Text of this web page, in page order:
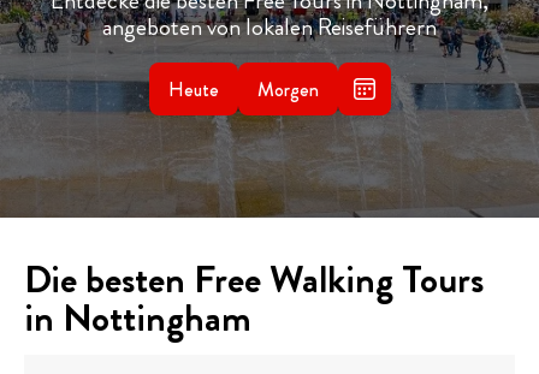
angeboten von lokalen Reiseführern
Heute Morgen
Die besten Free Walking Tours
in Nottingham